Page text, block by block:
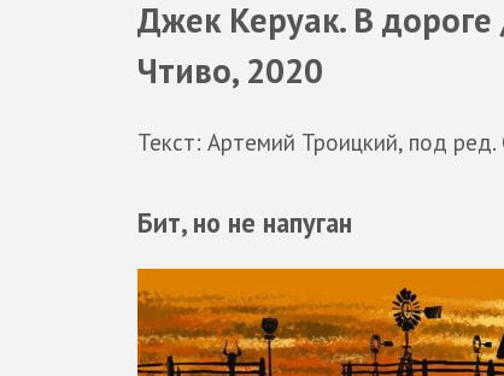
Джек Керуак. В
Чтиво, 2020
Текст: Артемий Троицкий, под
Бит, но не напуган